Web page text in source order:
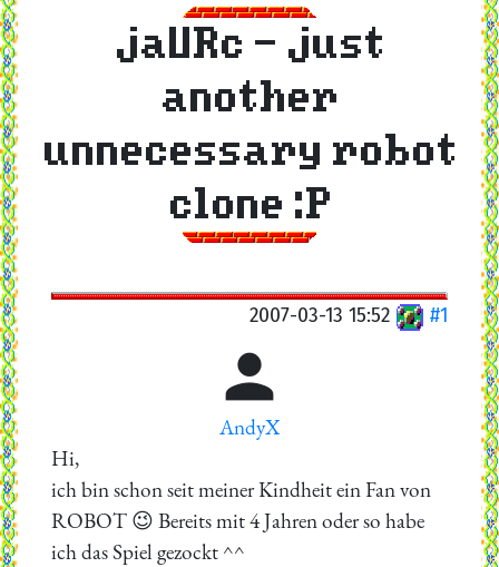
jaURc - just
another
unnecessary robot
clone :P
2007-03-13 15:52 #1

AndyX
Hi,
ich bin schon seit meiner Kindheit ein Fan von
ROBOT 😉 Bereits mit 4 Jahren oder so habe
ich das Spiel gezockt ^^